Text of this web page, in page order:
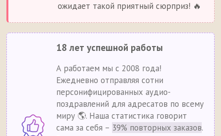
ожидает такой приятный сюрприз! 🔥
18 лет успешной работы
А работаем мы с 2008 года!
Ежедневно отправляя сотни
персонифицированных аудио-
поздравлений для адресатов по всему
миру 🌎. Наша статистика говорит
сама за себя – 39% повторных заказов.